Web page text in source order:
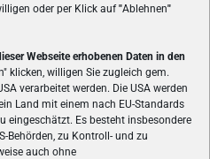
oder per Klick auf"Ablehnen"
Webseite erhobenen Daten in den
klicken, willigen Sie zugleich gem.
verarbeitet werden. Die USA werden
Land mit einem nach EU-Standards
eingeschätzt. Es besteht insbesondere
Behörden, zu Kontroll- und zu
auch ohne
UNS
Gamers.at ist das älteste Online-
bringt täglich aktuelle News,
Konsolenspielen, Gaming-